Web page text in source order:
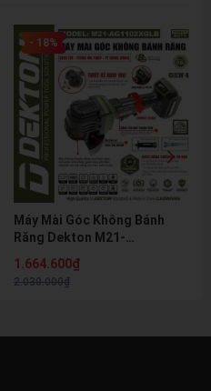
- 18%
Máy Mài Góc Không Bánh
Răng Dekton M21-
Gen 4 Điều Chỉnh 5 Tốc Độ
100mm
1.664.600₫
2.030.000₫